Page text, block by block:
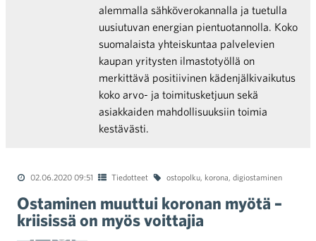
alemmalla sähköverokannalla ja tuetulla
uusiutuvan energian pientuotannolla. Koko
suomalaista yhteiskuntaa palvelevien
kaupan yritysten ilmastotyöllä on
merkittävä positiivinen kädenjälkivaikutus
koko arvo- ja toimitusketjuun sekä
asiakkaiden mahdollisuuksiin toimia
kestävästi.
02.06.2020 09:51 Tiedotteet ostopolku, korona, digiostaminen
Ostaminen muuttui koronan myötä –
kriisissä on myös voittajia